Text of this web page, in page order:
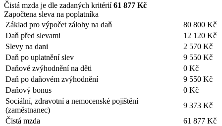
Čistá mzda je dle zadaných kritérií61 877 Kč
Započtena sleva na poplatníka
Základ pro výpočet zálohy na daň
80 800 Kč
Daň před slevami
12 120 Kč
Slevy na dani
2 570 Kč
Daň po uplatnění slev
9 550 Kč
Daňové zvýhodnění na děti
0 Kč
Daň po daňovém zvýhodnění
9 550 Kč
Daňový bonus
0 Kč
Sociální, zdravotní a nemocenské pojištění
(zaměstnanec)
9 373 Kč
Čistá mzda
61 877 Kč